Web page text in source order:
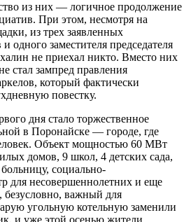
из них — логичное продолжение
При этом, несмотря на
из трех заявленных
одного заместителя председателя
не приехал никто. Вместо них
стал зампред правления
который фактически
повестку.
дня стало торжественное
в Поронайске — городе, где
Объект мощностью 60 МВт
домов, 9 школ, 4 детских сада,
социально-
для несовершеннолетних и еще
безусловно, важный для
угольную котельную заменили